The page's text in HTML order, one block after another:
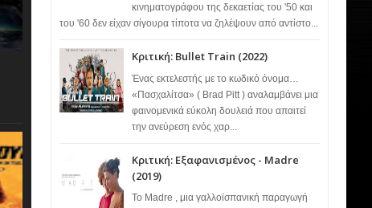
κινηματογράφου της δεκαετίας του '50 και
του '60 δεν είχαν σίγουρα τίποτα να ζηλέψουν από αντίστο...
Κριτική: Bullet Train (2022)
Ένας εκτελεστής με το κωδικό όνομα…
«Πασχαλίτσα» ( Brad Pitt ) αναλαμβάνει μια
φαινομενικά εύκολη δουλειά που απαιτεί
την ανεύρεση ενός χαρ...
Κριτική: Εξαφανισμένος - Madre
(2019)
Το Madre , μια γαλλοϊσπανική παραγωγή